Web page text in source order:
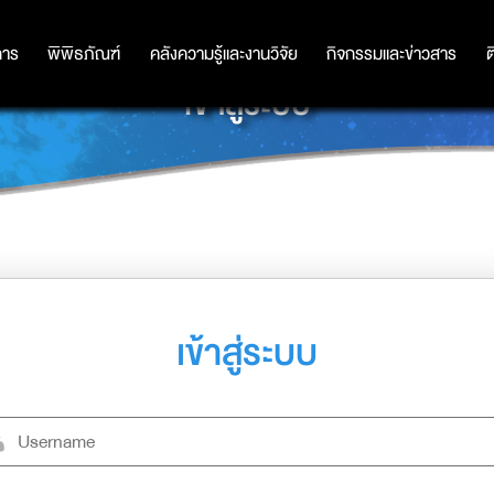
ร พิพิธภัณฑ์ คลังความรู้และงานวิจัย กิจกรรมและข่าวสาร
ร พิพิธภัณฑ์ คลังความรู้และงานวิจัย กิจกรรมและข่าวสาร
เข้าสู่ระบบ
เข้าสู่ระบบ